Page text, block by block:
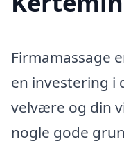
Firmamassage
en investering i
velvære og din
nogle gode